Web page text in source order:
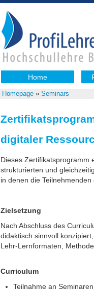
Home
Homepage » Seminars
digitaler
Dieses Zertifikatsprogramm
strukturierten und
in denen die
Zielsetzung
Nach Abschluss des
didaktisch sinnvoll
Lehr-Lernformaten,
Curriculum
Teilnahme an